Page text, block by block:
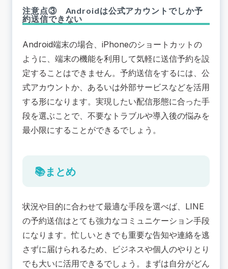
注意点③ Androidは公式アカウントでしか予
約送信できない
Android端末の場合、iPhoneのショートカットの
ように、端末の機能を利用して気軽に送信予約を設
定することはできません。予約送信をするには、公
式アカウントか、あるいは外部サービスなどを活用
する形になります。実現したい配信形態に合った手
段を選ぶことで、不要なトラブルや導入後の悩みを
最小限にすることができるでしょう。
📚まとめ
状況や目的に合わせて最適な手段を選べば、LINE
の予約送信はとても強力なコミュニケーション手段
になります。忙しいときでも重要な告知や連絡を逃
さずに届けられるため、ビジネスや個人のやりとり
でも大いに活用できるでしょう。まずは自分がどん